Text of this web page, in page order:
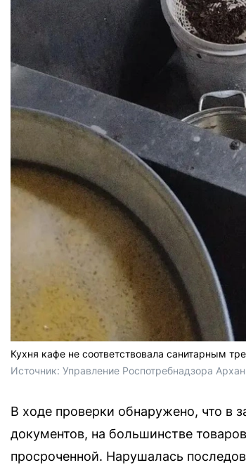
Кухня кафе не соответствовала санитарным
Источник: Управление Роспотребнадзора
В ходе проверки обнаружено, что в
документов, на большинстве
просроченной. Нарушалась